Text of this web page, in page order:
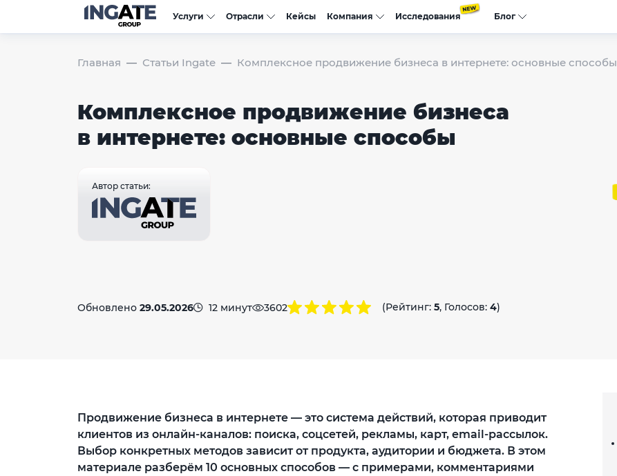
Услуги Отрасли Кейсы Компания Исследования Блог
Главная Статьи Ingate Комплексное продвижение бизнеса в интернете: основные способы
Комплексное продвижение бизнеса
в интернете: основные способы
Автор статьи:
Обновлено 29.05.2026 12 минут 3602 (Рейтинг: 5, Голосов: 4)
Продвижение бизнеса в интернете — это система действий, которая приводит
клиентов из онлайн-каналов: поиска, соцсетей, рекламы, карт, email-рассылок.
Выбор конкретных методов зависит от продукта, аудитории и бюджета. В этом
материале разберём 10 основных способов — с примерами, комментариями